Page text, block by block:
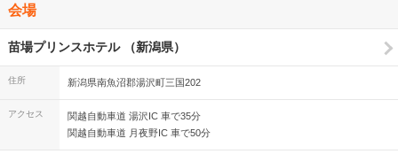
会場
苗場プリンスホテル （新潟県）
住所 新潟県南魚沼郡湯沢町三国202
アクセス
関越自動車道 湯沢IC 車で35分
関越自動車道 月夜野IC 車で50分